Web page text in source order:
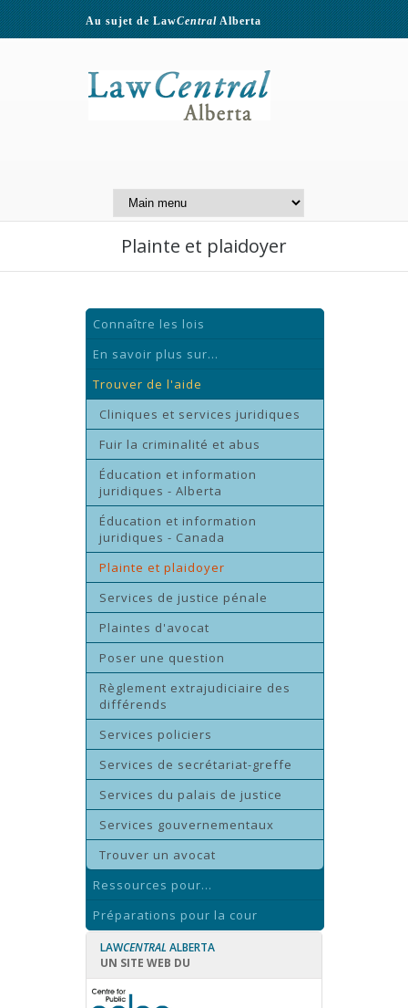
Au sujet de LawCentralAlberta
Plainte et plaidoyer
Connaître les lois
En savoir plus sur...
Trouver de l'aide
Cliniques et services juridiques
Fuir la criminalité et abus
Éducation et information
juridiques - Alberta
Éducation et information
juridiques - Canada
Plainte et plaidoyer
Services de justice pénale
Plaintes d'avocat
Poser une question
Règlement extrajudiciaire des
différends
Services policiers
Services de secrétariat-greffe
Services du palais de justice
Services gouvernementaux
Trouver un avocat
Ressources pour...
Préparations pour la cour
LAWCENTRAL ALBERTA
UN SITE WEB DU